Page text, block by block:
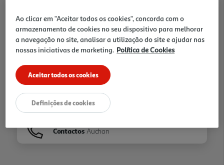
Ir para Homepage
Folhetos
Contactos Auchan
Ao clicar em "Aceitar todos os cookies", concorda com o
armazenamento de cookies no seu dispositivo para melhorar
a navegação no site, analisar a utilização do site e ajudar nas
nossas iniciativas de marketing. Política de Cookies
Aceitar todos os cookies
Definições de cookies